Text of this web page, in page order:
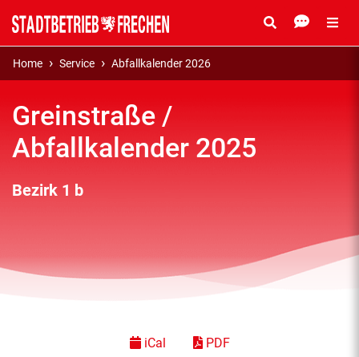
Home Service Abfallkalender 2026
Greinstraße /
Abfallkalender 2025
Bezirk 1 b
iCal PDF